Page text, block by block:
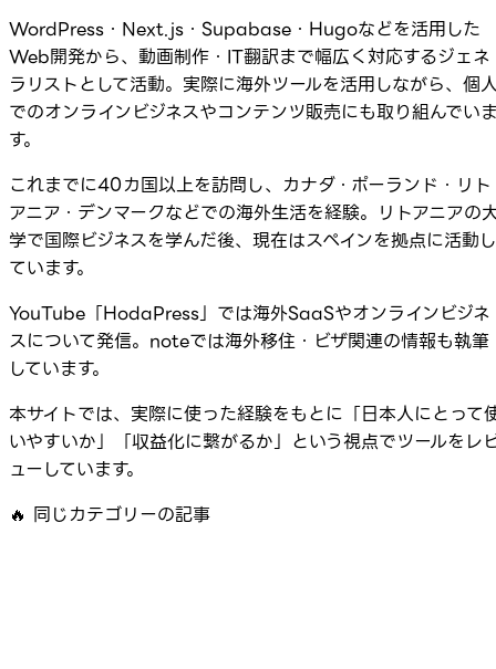
WordPress・Next.js・Supabase・Hugoなどを活用した
Web開発から、動画制作・IT翻訳まで幅広く対応するジェネ
ラリストとして活動。実際に海外ツールを活用しながら、個
でのオンラインビジネスやコンテンツ販売にも取り組んでい
す。
これまでに40カ国以上を訪問し、カナダ・ポーランド・リト
アニア・デンマークなどでの海外生活を経験。リトアニアの
学で国際ビジネスを学んだ後、現在はスペインを拠点に活動し
ています。
YouTube「HodaPress」では海外SaaSやオンラインビジネ
スについて発信。noteでは海外移住・ビザ関連の情報も執筆
しています。
本サイトでは、実際に使った経験をもとに「日本人にとって
いやすいか」「収益化に繋がるか」という視点でツールをレ
ューしています。
🔥 同じカテゴリーの記事